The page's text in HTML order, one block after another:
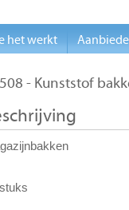
- Kunststof
het werkt